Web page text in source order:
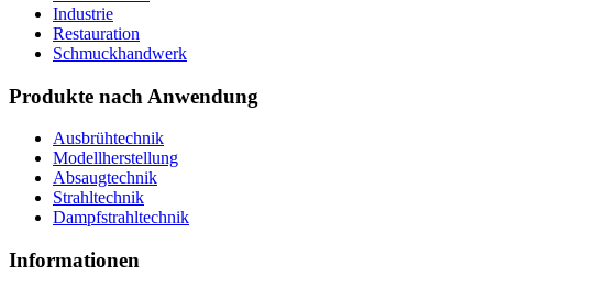
Industrie
Restauration
Schmuckhandwerk
Produkte nach Anwendung
Ausbrühtechnik
Modellherstellung
Absaugtechnik
Strahltechnik
Dampfstrahltechnik
Informationen